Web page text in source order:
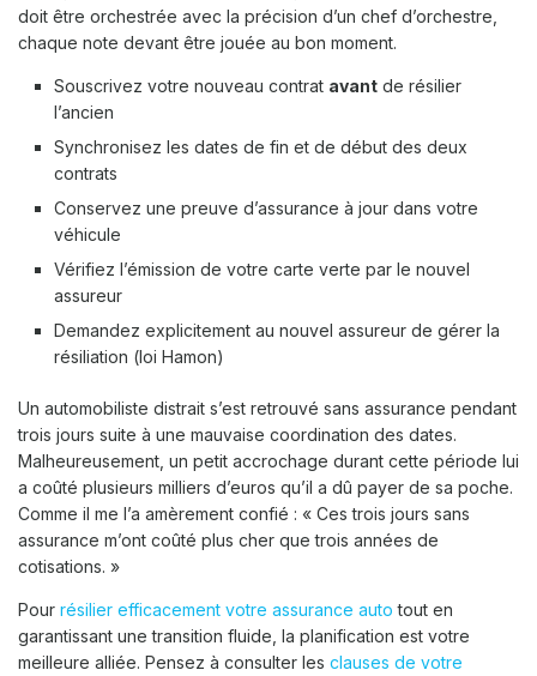
doit être orchestrée avec la précision d’un chef d’orchestre,
chaque note devant être jouée au bon moment.
Souscrivez votre nouveau contrat avant de résilier
l’ancien
Synchronisez les dates de fin et de début des deux
contrats
Conservez une preuve d’assurance à jour dans votre
véhicule
Vérifiez l’émission de votre carte verte par le nouvel
assureur
Demandez explicitement au nouvel assureur de gérer la
résiliation (loi Hamon)
Un automobiliste distrait s’est retrouvé sans assurance pendant
trois jours suite à une mauvaise coordination des dates.
Malheureusement, un petit accrochage durant cette période lui
a coûté plusieurs milliers d’euros qu’il a dû payer de sa poche.
Comme il me l’a amèrement confié : « Ces trois jours sans
assurance m’ont coûté plus cher que trois années de
cotisations. »
Pour résilier efficacement votre assurance auto tout en
garantissant une transition fluide, la planification est votre
meilleure alliée. Pensez à consulter les clauses de votre